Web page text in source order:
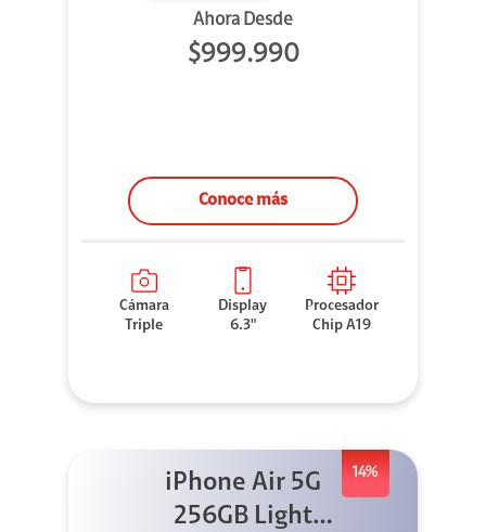
Ahora Desde
$999.990
Conoce más
Cámara
Triple
Display
6.3"
Procesador
Chip A19
14%
iPhone Air 5G
256GB Light